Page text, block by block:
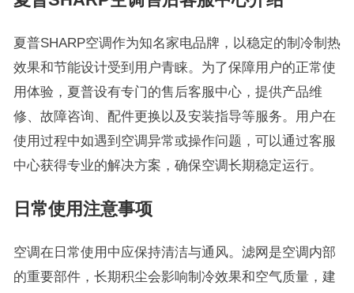
夏普SHARP空调作为知名家电品牌，以稳定的制冷制热
效果和节能设计受到用户青睐。为了保障用户的正常使
用体验，夏普设有专门的售后客服中心，提供产品维
修、故障咨询、配件更换以及安装指导等服务。用户在
使用过程中如遇到空调异常或操作问题，可以通过客服
中心获得专业的解决方案，确保空调长期稳定运行。
日常使用注意事项
空调在日常使用中应保持清洁与通风。滤网是空调内部
的重要部件，长期积尘会影响制冷效果和空气质量，建